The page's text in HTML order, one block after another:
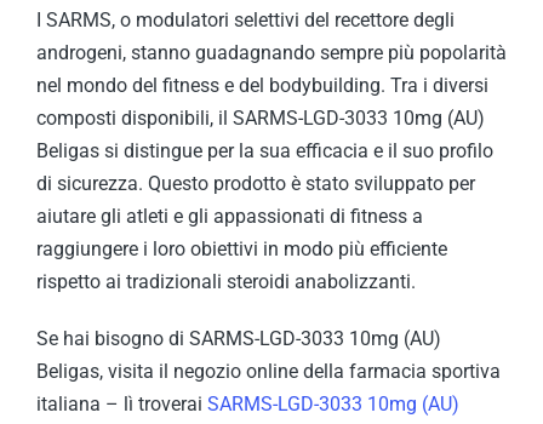
I SARMS, o modulatori selettivi del recettore degli
androgeni, stanno guadagnando sempre più popolarità
nel mondo del fitness e del bodybuilding. Tra i diversi
composti disponibili, il SARMS-LGD-3033 10mg (AU)
Beligas si distingue per la sua efficacia e il suo profilo
di sicurezza. Questo prodotto è stato sviluppato per
aiutare gli atleti e gli appassionati di fitness a
raggiungere i loro obiettivi in modo più efficiente
rispetto ai tradizionali steroidi anabolizzanti.
Se hai bisogno di SARMS-LGD-3033 10mg (AU)
Beligas, visita il negozio online della farmacia sportiva
italiana – lì troverai SARMS-LGD-3033 10mg (AU)